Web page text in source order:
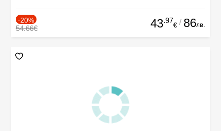
-20%
54.66€ 43.97
€ / 86лв.